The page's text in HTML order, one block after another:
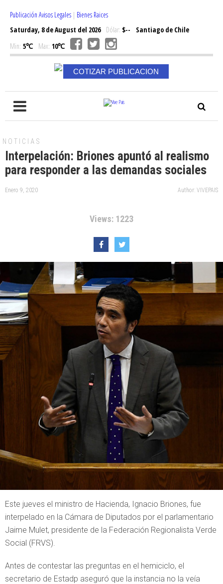
Publicación Avisos Legales | Bienes Raices
Saturday, 8 de August del 2026Dólar: $--
Santiago de Chile
Min: 5℃ Max: 10℃
COTIZAR PUBLICACION
NOTICIAS
Interpelación: Briones apuntó al realismo
para responder a las demandas sociales
Enero 9, 2020 Author: VIVEPAIS
Views: 1223
Este jueves el ministro de Hacienda, Ignacio Briones, fue
interpelado en la Cámara de Diputados por el parlamentario
Jaime Mulet, presidente de la Federación Regionalista Verde
Social (FRVS).
Antes de contestar las preguntas en el hemiciclo, el
secretario de Estadp aseguró que la instancia no la veía